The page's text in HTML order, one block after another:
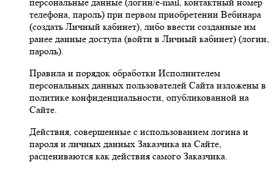
телефона, пароль) при первом приобретении Вебинара
(создать Личный кабинет), либо ввести созданные им
ранее данные доступа (войти в Личный кабинет) (логин,
пароль).
Правила и порядок обработки Исполнителем
персональных данных пользователей Сайта изложены в
политике конфиденциальности, опубликованной на
Сайте.
Действия, совершенные с использованием логина и
пароля и личных данных Заказчика на Сайте,
расцениваются как действия самого Заказчика.